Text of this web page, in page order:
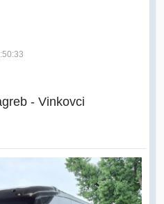
- Vinkovci